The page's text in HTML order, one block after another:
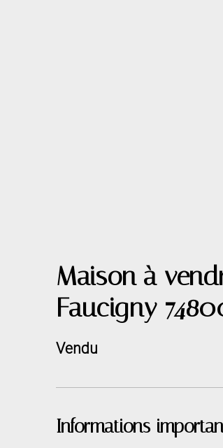
Maison à
Faucigny
Vendu
Informations